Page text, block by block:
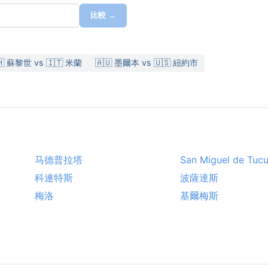
比較 →
黎世 vs 🇮🇹 米蘭 🇦🇺 墨爾本 vs 🇺🇸 紐約市
马德普拉塔
San Miguel de
科連特斯
波薩達斯
梅洛
基爾梅斯